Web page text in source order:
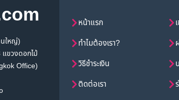
ใหญ่)
ขวงดอกไม้
Office)
หน้าแรก
ทำไมต้องเรา?
วิธีชำระเงิน
ติดต่อเรา